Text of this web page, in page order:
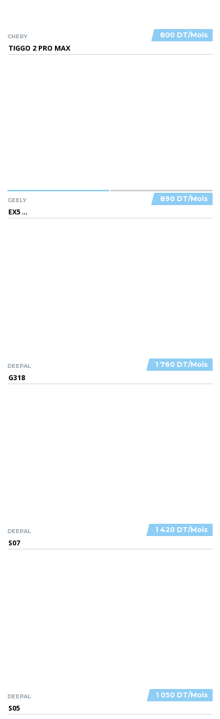
800 DT/Mois
CHERY
TIGGO 2 PRO MAX
890 DT/Mois
GEELY
EX5...
1 760 DT/Mois
DEEPAL
G318
1 420 DT/Mois
DEEPAL
S07
1 050 DT/Mois
DEEPAL
S05